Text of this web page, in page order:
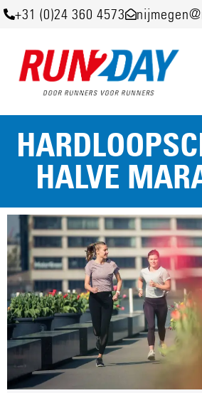
+31 (0)24 360 4573
HALVE